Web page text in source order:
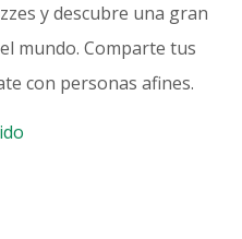
y descubre una gran
mundo. Comparte tus
con personas afines.